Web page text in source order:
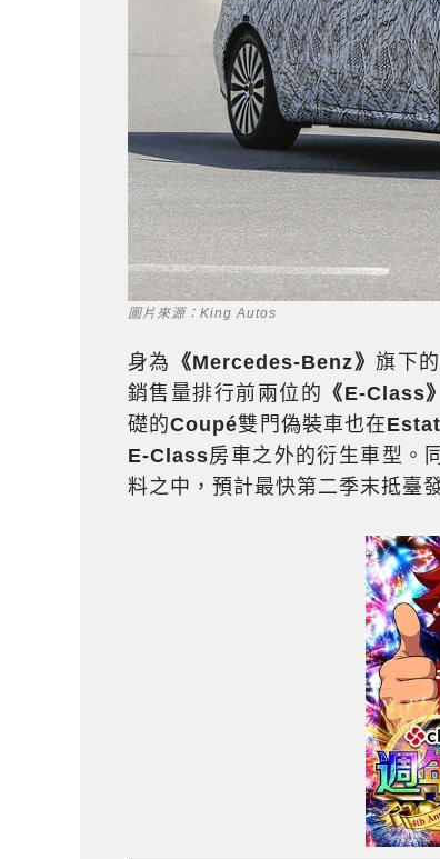
圖片來源：King Autos
身為 《Mercedes-Benz》旗下
銷售量排行前兩位的 《E-Class
礎的Coupé雙門偽裝車也在
E-Class房車之外的衍生車型。
料之中，預計最快第二季末抵臺